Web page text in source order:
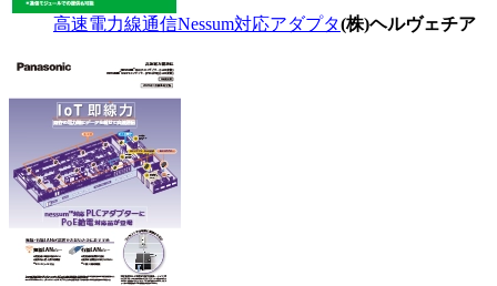
高速電力線通信Nessum対応アダプタ(株)ヘルヴェチア